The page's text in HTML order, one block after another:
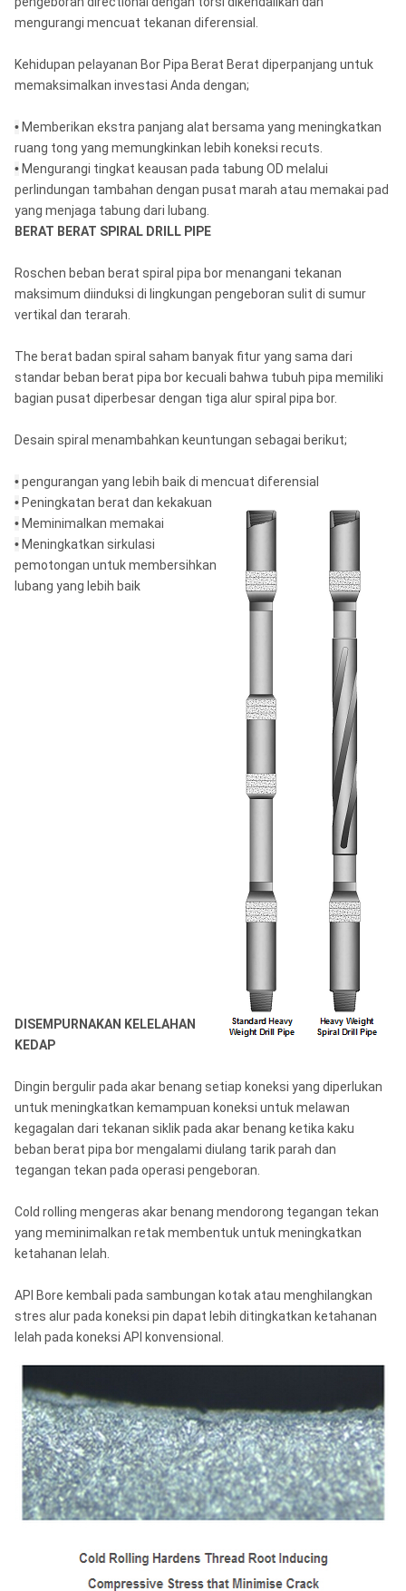
mengurangi mencuat tekanan diferensial.
Kehidupan pelayanan Bor Pipa Berat Berat diperpanjang untuk
memaksimalkan investasi Anda dengan;
• Memberikan ekstra panjang alat bersama yang meningkatkan
ruang tong yang memungkinkan lebih koneksi recuts.
• Mengurangi tingkat keausan pada tabung OD melalui
perlindungan tambahan dengan pusat marah atau memakai pad
yang menjaga tabung dari lubang.
BERAT BERAT SPIRAL DRILL PIPE
Roschen beban berat spiral pipa bor menangani tekanan
maksimum diinduksi di lingkungan pengeboran sulit di sumur
vertikal dan terarah.
The berat badan spiral saham banyak fitur yang sama dari
standar beban berat pipa bor kecuali bahwa tubuh pipa memiliki
bagian pusat diperbesar dengan tiga alur spiral pipa bor.
Desain spiral menambahkan keuntungan sebagai berikut;
•pengurangan yang lebih baik di mencuat diferensial
• Peningkatan berat dan kekakuan
• Meminimalkan memakai
• Meningkatkan sirkulasi
pemotongan untuk membersihkan
lubang yang lebih baik
DISEMPURNAKAN KELELAHAN
KEDAP
Dingin bergulir pada akar benang setiap koneksi yang diperlukan
untuk meningkatkan kemampuan koneksi untuk melawan
kegagalan dari tekanan siklik pada akar benang ketika kaku
beban berat pipa bor mengalami diulang tarik parah dan
tegangan tekan pada operasi pengeboran.
Cold rolling mengeras akar benang mendorong tegangan tekan
yang meminimalkan retak membentuk untuk meningkatkan
ketahanan lelah.
API Bore kembali pada sambungan kotak atau menghilangkan
stres alur pada koneksi pin dapat lebih ditingkatkan ketahanan
lelah pada koneksi API konvensional.